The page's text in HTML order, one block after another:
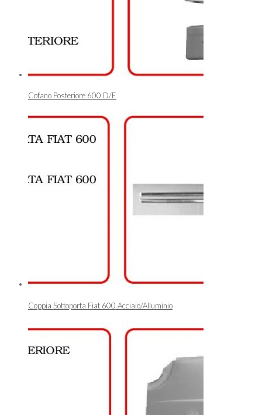
Cofano Posteriore 600 D/E
Coppia Sottoporta Fiat 600 Acciaio/Alluminio